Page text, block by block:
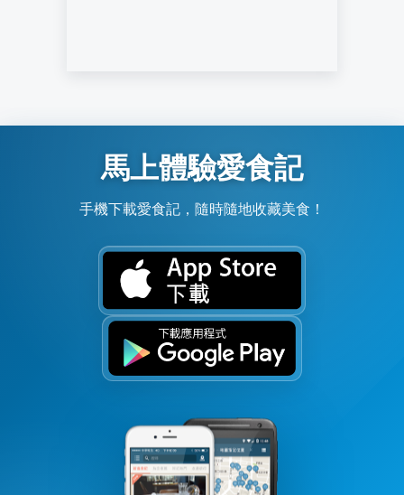
馬上體驗愛食記
手機下載愛食記，隨時隨地收藏美食！